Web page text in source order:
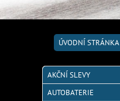
ÚVODNÍ STRÁNKA
AKČNÍ SLEVY
AUTOBATERIE